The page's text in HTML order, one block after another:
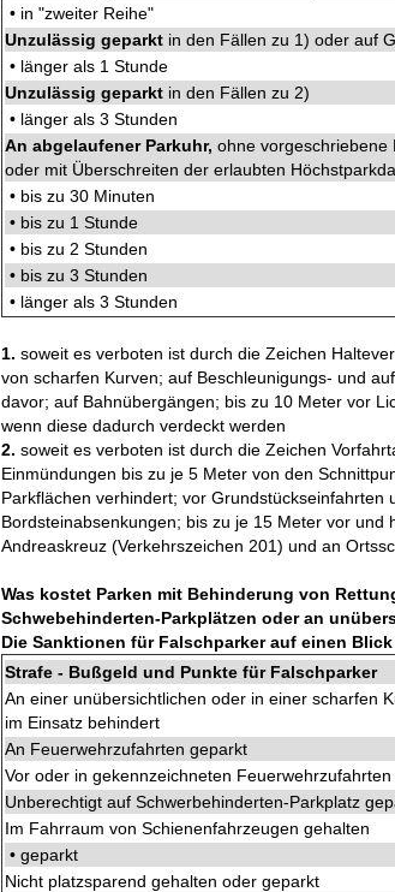
• in "zweiter Reihe"
Unzulässig geparkt in den Fällen zu 1) oder auf
• länger als 1 Stunde
Unzulässig geparkt in den Fällen zu 2)
• länger als 3 Stunden
An abgelaufener Parkuhr, ohne vorgeschriebene
oder mit Überschreiten der erlaubten
• bis zu 30 Minuten
• bis zu 1 Stunde
• bis zu 2 Stunden
• bis zu 3 Stunden
• länger als 3 Stunden
1. soweit es verboten ist durch die Zeichen
von scharfen Kurven; auf Beschleunigungs- und
davor; auf Bahnübergängen; bis zu 10 Meter vor
wenn diese dadurch verdeckt werden
2. soweit es verboten ist durch die Zeichen
Einmündungen bis zu je 5 Meter von den
Parkflächen verhindert; vor
Bordsteinabsenkungen; bis zu je 15 Meter vor
Andreaskreuz (Verkehrszeichen 201) und an
Was kostet Parken mit Behinderung von
Schwebehinderten-Parkplätzen oder an
Die Sanktionen für Falschparker auf einen
Strafe - Bußgeld und Punkte für Falschparker
An einer unübersichtlichen oder in einer scharfen
im Einsatz behindert
An Feuerwehrzufahrten geparkt
Vor oder in gekennzeichneten
Unberechtigt auf Schwerbehinderten-Parkplatz
Im Fahrraum von Schienenfahrzeugen gehalten
• geparkt
Nicht platzsparend gehalten oder geparkt